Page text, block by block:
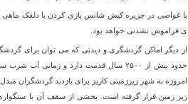
با غواصی در جزیره کیش شانس بازی کردن با دلقک ماهی
ی فراموش نشدنی خواهد بود
از دیگر اماکن گردشگری و دیدنی که می توان برای
حدود بیش از ۲۵۰۰ سال قدمت دارد و زمانی